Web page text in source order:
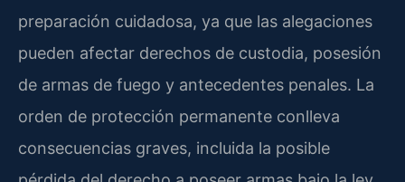
preparación cuidadosa, ya que las alegaciones
pueden afectar derechos de custodia, posesión
de armas de fuego y antecedentes penales. La
orden de protección permanente conlleva
consecuencias graves, incluida la posible